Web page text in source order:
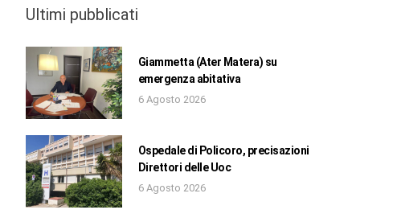
Ultimi pubblicati
Giammetta (Ater Matera) su
emergenza abitativa
6 Agosto 2026
Ospedale di Policoro, precisazioni
Direttori delle Uoc
6 Agosto 2026